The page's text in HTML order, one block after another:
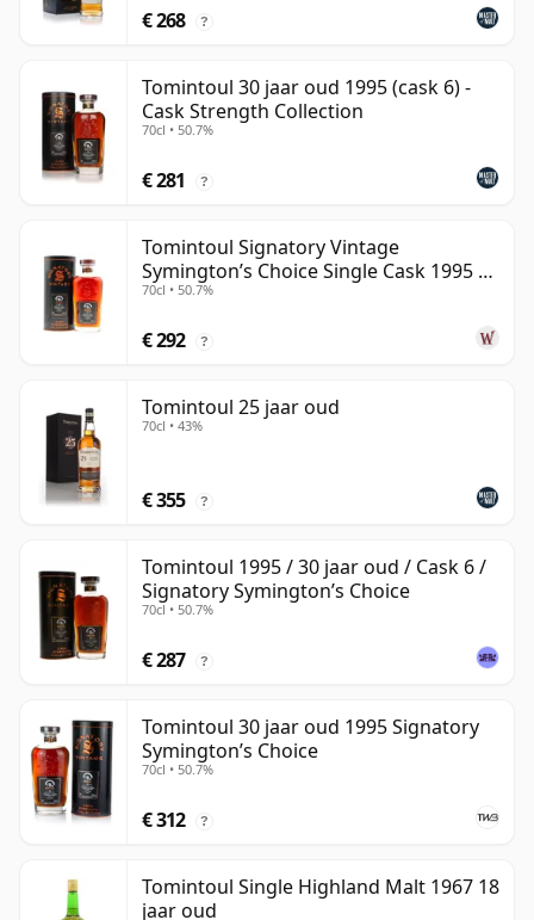
€ 268 ?
Tomintoul 30 jaar oud 1995 (cask 6) -
Cask Strength Collection
70cl • 50.7%
€ 281 ?
Tomintoul Signatory Vintage
Symington’s Choice Single Cask 1995 30
jaar oud
70cl • 50.7%
€ 292 ?
Tomintoul 25 jaar oud
70cl • 43%
€ 355 ?
Tomintoul 1995 / 30 jaar oud / Cask 6 /
Signatory Symington’s Choice
70cl • 50.7%
€ 287 ?
Tomintoul 30 jaar oud 1995 Signatory
Symington’s Choice
70cl • 50.7%
€ 312 ?
Tomintoul Single Highland Malt 1967 18
jaar oud